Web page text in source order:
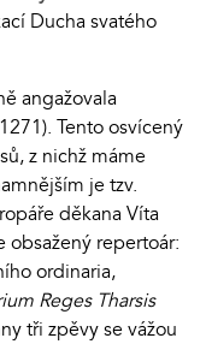
Ducha svatého
angažovala
Tento osvícený
z nichž máme
je tzv.
děkana Víta
obsažený repertoár:
ordinaria,
Reges Tharsis
tři zpěvy se vážou